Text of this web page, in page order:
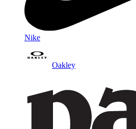
Nike
Oakley